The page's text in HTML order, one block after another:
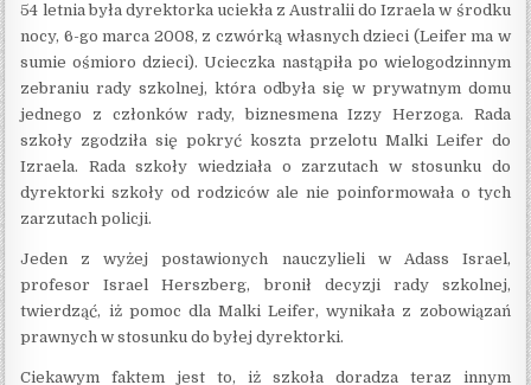
54 letnia była dyrektorka uciekła z Australii do Izraela w środku
nocy, 6-go marca 2008, z czwórką własnych dzieci (Leifer ma w
sumie ośmioro dzieci). Ucieczka nastąpiła po wielogodzinnym
zebraniu rady szkolnej, która odbyła się w prywatnym domu
jednego z członków rady, biznesmena Izzy Herzoga. Rada
szkoły zgodziła się pokryć koszta przelotu Malki Leifer do
Izraela. Rada szkoły wiedziała o zarzutach w stosunku do
dyrektorki szkoły od rodziców ale nie poinformowała o tych
zarzutach policji.
Jeden z wyżej postawionych nauczylieli w Adass Israel,
profesor Israel Herszberg, bronił decyzji rady szkolnej,
twierdząć, iż pomoc dla Malki Leifer, wynikała z zobowiązań
prawnych w stosunku do byłej dyrektorki.
Ciekawym faktem jest to, iż szkoła doradza teraz innym